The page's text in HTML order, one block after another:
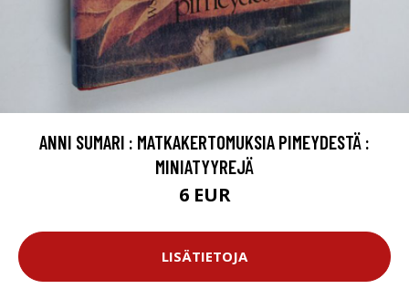
ANNI SUMARI : MATKAKERTOMUKSIA PIMEYDESTÄ :
MINIATYYREJÄ
6 EUR
LISÄTIETOJA